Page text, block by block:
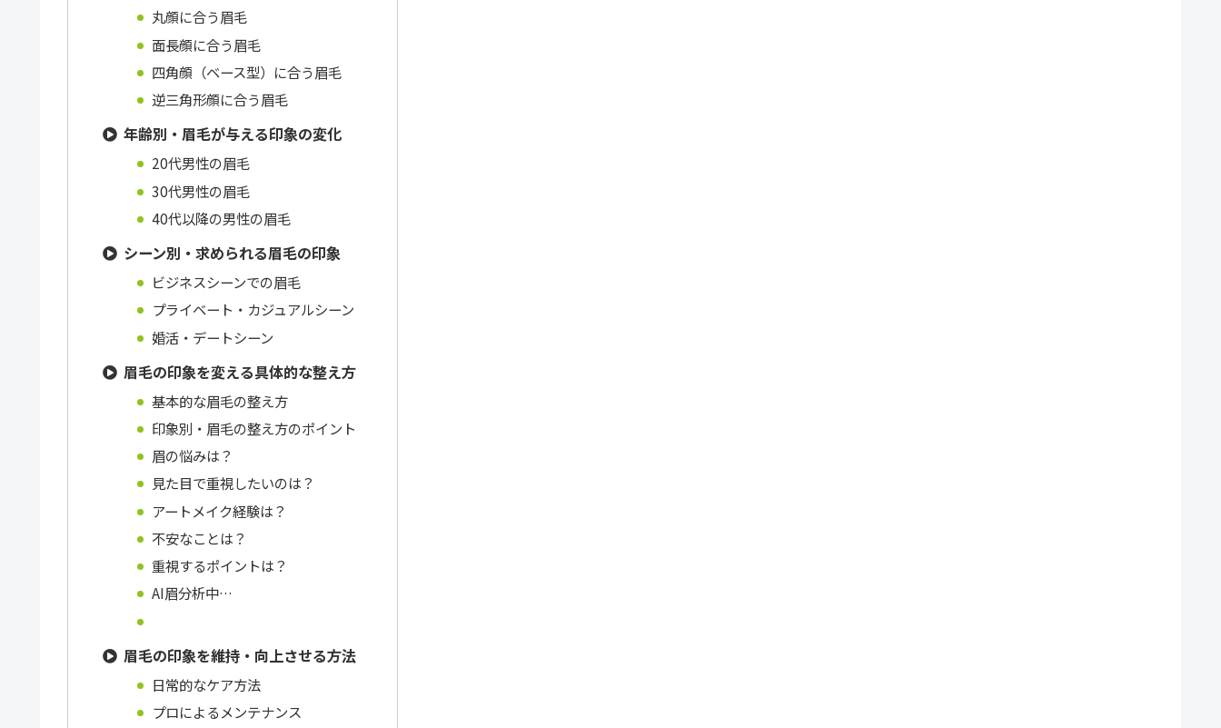
丸顔に合う眉毛
面長顔に合う眉毛
四角顔（ベース型）に合う眉毛
逆三角形顔に合う眉毛
年齢別・眉毛が与える印象の変化
20代男性の眉毛
30代男性の眉毛
40代以降の男性の眉毛
シーン別・求められる眉毛の印象
ビジネスシーンでの眉毛
プライベート・カジュアルシーン
婚活・デートシーン
眉毛の印象を変える具体的な整え方
基本的な眉毛の整え方
印象別・眉毛の整え方のポイント
眉の悩みは？
見た目で重視したいのは？
アートメイク経験は？
不安なことは？
重視するポイントは？
AI眉分析中…
眉毛の印象を維持・向上させる方法
日常的なケア方法
プロによるメンテナンス